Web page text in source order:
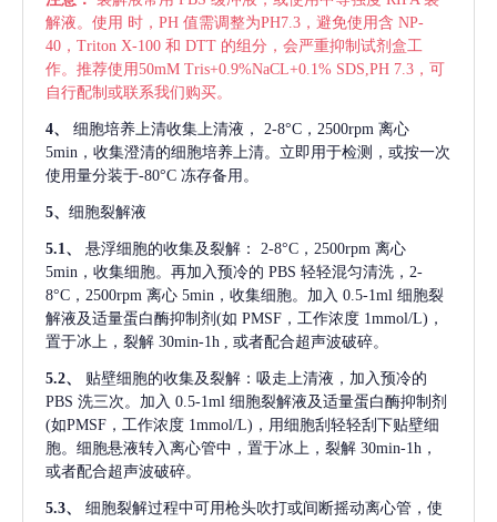
解液。使用 时，PH 值需调整为PH7.3，避免使用含 NP-
40，Triton X-100 和 DTT 的组分，会严重抑制试剂盒工
作。推荐使用50mM Tris+0.9%NaCL+0.1% SDS,PH 7.3，可
自行配制或联系我们购买。
4、 细胞培养上清收集上清液，
2-8°C，2500rpm 离心
5min，收集澄清的细胞培养上清。立即用于检测，或按一次
使用量分装于-80°C 冻存备用。
5、 细胞裂解液
5.1、 悬浮细胞的收集及裂解：
2-8°C，2500rpm 离心
5min，收集细胞。再加入预冷的 PBS 轻轻混匀清洗，2-
8°C，2500rpm 离心 5min，收集细胞。加入 0.5-1ml 细胞裂
解液及适量蛋白酶抑制剂(如 PMSF，工作浓度 1mmol/L)，
置于冰上，裂解 30min-1h , 或者配合超声波破碎。
5.2、
贴壁细胞的收集及裂解：吸走上清液，加入预冷的
PBS 洗三次。加入 0.5-1ml 细胞裂解液及适量蛋白酶抑制剂
(如PMSF，工作浓度 1mmol/L)，用细胞刮轻轻刮下贴壁细
胞。细胞悬液转入离心管中，置于冰上，裂解 30min-1h，
或者配合超声波破碎。
5.3、
细胞裂解过程中可用枪头吹打或间断摇动离心管，使